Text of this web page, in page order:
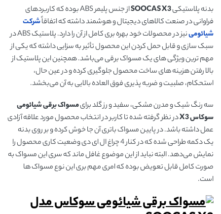
بدنه پلاستیکیSOOCAS X3
از جنس پلیمر ABS بوده که کاربردهای
فراوانی در صنعت کالاهای دیجیتال و هوشمند داشته که اتفاقاًشرکت
شیائومی
نیز در محصولات خود بهره بری کامل از آن را دارد. پلاستیک ABS در
سبک سازی و قابل حمل کردن این محصول تأثیر به سزایی داشته که یکی از
مهم ترین ویژگی های یک مسواک برقی می‌باشد. همچنین این پلاستیک از
بالا رفتن هزینه های ساخت محصول جلوگیری کرده و در عین حال،
استحکام، صلبیت و ضربه پذیری فوق العاده بالایی به آن می‌بخشد.
سه رنگ شیک و مدرن مشکی، سفید و رز گلد برایمسواک برقی شیائومی
سوکاسX3در نظر گرفته شده تا کاربر در انتخاب محصول مورد علاقه آزادی
عمل داشته باشد. در پایین مسواک باتری آن جا خوش کرده و بر روی بدنه
یک دکمه طراحی شده که در کنار 4 چراغ ال ای دی وضعیت کاری محصول را
نمایش می‌دهد. البته نباید از این موضوع غافل ماند که سری این مسواک به
صورت کامل قابل تعویض بوده که امری مهم بری این نوع مسواک ها
است.